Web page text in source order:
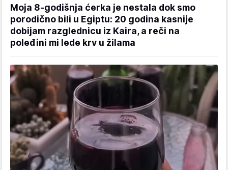
Moja 8-godišnja ćerka je nestala dok smo
porodično bili u Egiptu: 20 godina kasnije
dobijam razglednicu iz Kaira, a reči na
poleđini mi lede krv u žilama